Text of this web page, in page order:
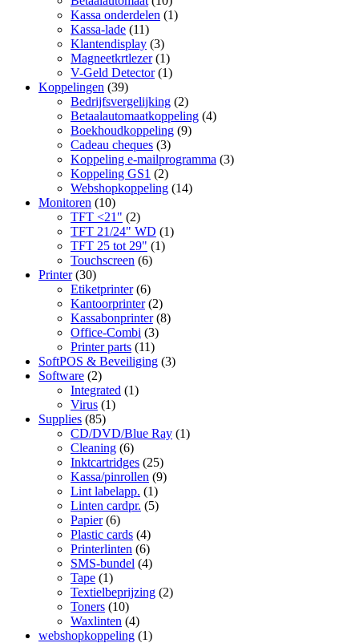
Kassa onderdelen (1)
Kassa-lade (11)
Klantendisplay (3)
Magneetkrtlezer (1)
V-Geld Detector (1)
Koppelingen (39)
Bedrijfsvergelijking (2)
Betaalautomaatkoppeling (4)
Boekhoudkoppeling (9)
Cadeau cheques (3)
Koppeling e-mailprogramma (3)
Koppeling GS1 (2)
Webshopkoppeling (14)
Monitoren (10)
TFT <21" (2)
TFT 21/24" WD (1)
TFT 25 tot 29" (1)
Touchscreen (6)
Printer (30)
Etiketprinter (6)
Kantoorprinter (2)
Kassabonprinter (8)
Office-Combi (3)
Printer parts (11)
SoftPOS & Beveiliging (3)
Software (2)
Integrated (1)
Virus (1)
Supplies (85)
CD/DVD/Blue Ray (1)
Cleaning (6)
Inktcartridges (25)
Kassa/pinrollen (9)
Lint labelapp. (1)
Linten cardpr. (5)
Papier (6)
Plastic cards (4)
Printerlinten (6)
SMS-bundel (4)
Tape (1)
Textielbeprijzing (2)
Toners (10)
Waxlinten (4)
webshopkoppeling (1)